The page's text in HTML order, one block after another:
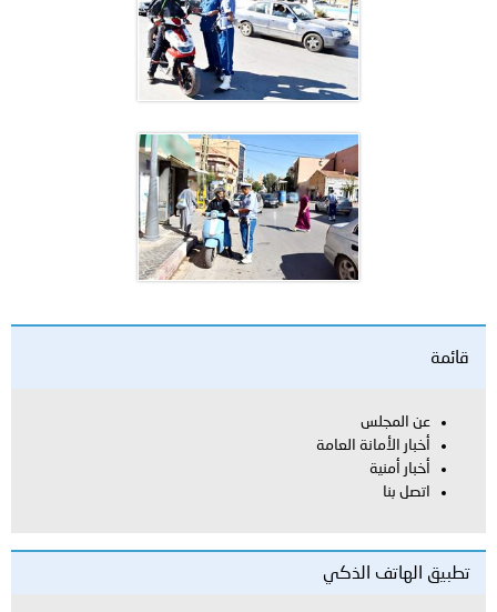
قائمة
عن المجلس
أخبار الأمانة العامة
أخبار أمنية
اتصل بنا
تطبيق الهاتف الذكي